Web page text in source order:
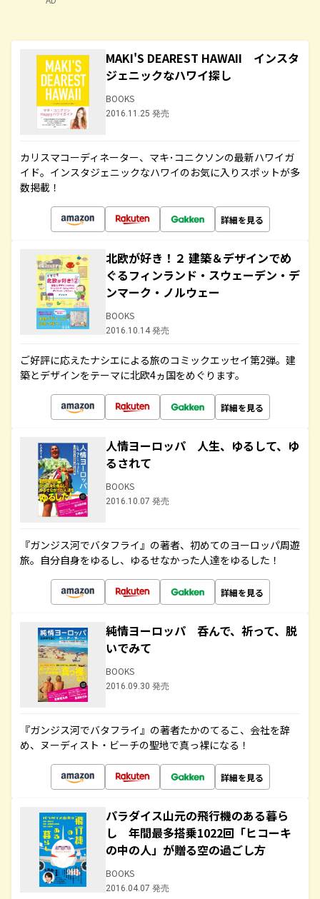
MAKI'S DEAREST HAWAII インスタ
ジェニックなハワイ探し
BOOKS
2016.11.25 発売
カリスマコーディネーター、マキ･コニクソンの最新ハワイガ
イド。インスタジェニックなハワイのお気に入りスポットが多
数掲載！
詳細を見る
北欧が好き！２ 建築＆デザインでめ
ぐるフィンランド・スウェーデン・デ
ンマーク・ノルウェー
BOOKS
2016.10.14 発売
ご好評に応えたナシエによる旅のコミックエッセイ第2弾。建
築とデザインをテーマに北欧4ヵ国をめぐります。
詳細を見る
人情ヨーロッパ 人生、ゆるして、ゆ
るされて
BOOKS
2016.10.07 発売
『ガンジス河でバタフライ』の著者、初めてのヨーロッパ周遊
旅。自分自身をゆるし、ゆるせなかった人達をゆるした！
詳細を見る
純情ヨーロッパ 呑んで、祈って、脱
いでみて
BOOKS
2016.09.30 発売
『ガンジス河でバタフライ』の著者たかのてるこ、会社を辞
め、ヌーディスト・ビーチの聖地で真っ裸になる！
詳細を見る
パラダイス山元の飛行機のある暮ら
し 年間最多搭乗1022回「ヒコーキ
の中の人」が贈る空の過ごし方
BOOKS
2016.04.07 発売